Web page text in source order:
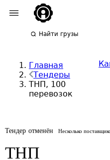
Найти грузы
Главная
Тендеры
ТНП, 100
перевозок
Тендер отменён Несколько
ТНП